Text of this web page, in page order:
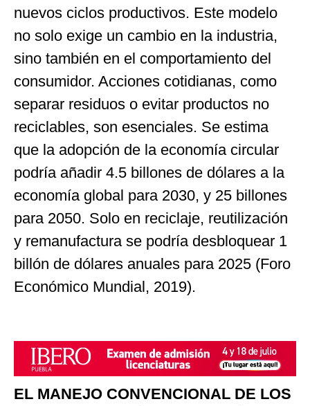
nuevos ciclos productivos. Este modelo
no solo exige un cambio en la industria,
sino también en el comportamiento del
consumidor. Acciones cotidianas, como
separar residuos o evitar productos no
reciclables, son esenciales. Se estima
que la adopción de la economía circular
podría añadir 4.5 billones de dólares a la
economía global para 2030, y 25 billones
para 2050. Solo en reciclaje, reutilización
y remanufactura se podría desbloquear 1
billón de dólares anuales para 2025 (Foro
Económico Mundial, 2019).
EL MANEJO CONVENCIONAL DE LOS